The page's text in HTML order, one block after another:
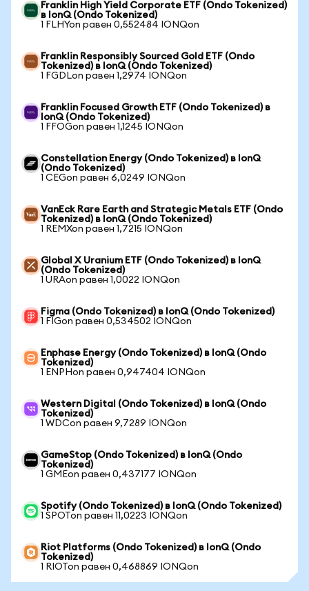
Franklin High Yield Corporate ETF (Ondo Tokenized)
в IonQ (Ondo Tokenized)
1 FLHYon равен 0,552484 IONQon
Franklin Responsibly Sourced Gold ETF (Ondo
Tokenized) в IonQ (Ondo Tokenized)
1 FGDLon равен 1,2974 IONQon
Franklin Focused Growth ETF (Ondo Tokenized) в
IonQ (Ondo Tokenized)
1 FFOGon равен 1,1245 IONQon
Constellation Energy (Ondo Tokenized) в IonQ
(Ondo Tokenized)
1 CEGon равен 6,0249 IONQon
VanEck Rare Earth and Strategic Metals ETF (Ondo
Tokenized) в IonQ (Ondo Tokenized)
1 REMXon равен 1,7215 IONQon
Global X Uranium ETF (Ondo Tokenized) в IonQ
(Ondo Tokenized)
1 URAon равен 1,0022 IONQon
Figma (Ondo Tokenized) в IonQ (Ondo Tokenized)
1 FIGon равен 0,534502 IONQon
Enphase Energy (Ondo Tokenized) в IonQ (Ondo
Tokenized)
1 ENPHon равен 0,947404 IONQon
Western Digital (Ondo Tokenized) в IonQ (Ondo
Tokenized)
1 WDCon равен 9,7289 IONQon
GameStop (Ondo Tokenized) в IonQ (Ondo
Tokenized)
1 GMEon равен 0,437177 IONQon
Spotify (Ondo Tokenized) в IonQ (Ondo Tokenized)
1 SPOTon равен 11,0223 IONQon
Riot Platforms (Ondo Tokenized) в IonQ (Ondo
Tokenized)
1 RIOTon равен 0,468869 IONQon